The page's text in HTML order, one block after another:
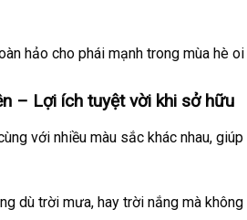
hảo cho phái mạnh trong mùa hè
– Lợi ích tuyệt vời khi sở hữu
với nhiều màu sắc khác nhau,
dù trời mưa, hay trời nắng mà